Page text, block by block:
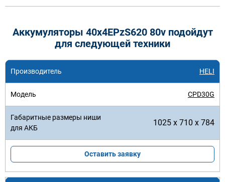
Аккумуляторы 40x4EPzS620 80v подойдут
для следующей техники
HELI
CPD30G
1025 x 710 x 784
Оставить заявку